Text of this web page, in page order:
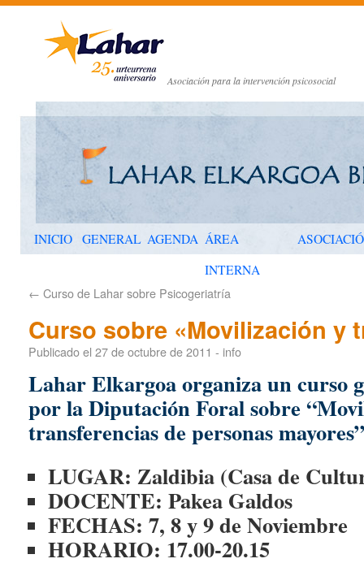
Asociación para la intervención psicosocial
INICIO GENERAL AGENDA ÁREA
INTERNA
← Curso de Lahar sobre Psicogeriatría
Curso sobre «Movilización y
Publicado el 27 de octubre de 2011 - info
Lahar Elkargoaorganiza un curso
por la Diputación Foral sobre
transferencias de personas mayores”
LUGAR: Zaldibia (Casa de
DOCENTE: Pakea Galdos
FECHAS: 7, 8 y 9 de Noviembre
HORARIO: 17.00-20.15